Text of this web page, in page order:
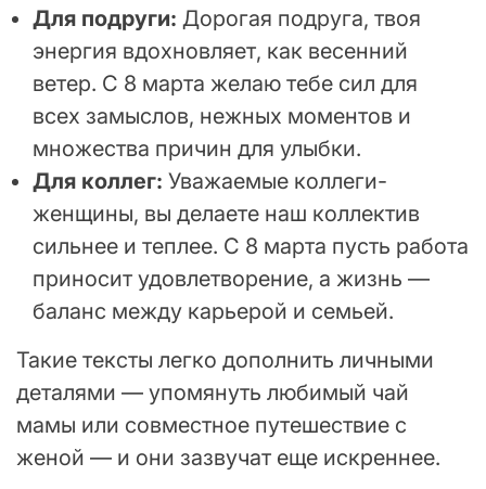
Для подруги: Дорогая подруга, твоя
энергия вдохновляет, как весенний
ветер. С 8 марта желаю тебе сил для
всех замыслов, нежных моментов и
множества причин для улыбки.
Для коллег: Уважаемые коллеги-
женщины, вы делаете наш коллектив
сильнее и теплее. С 8 марта пусть работа
приносит удовлетворение, а жизнь —
баланс между карьерой и семьей.
Такие тексты легко дополнить личными
деталями — упомянуть любимый чай
мамы или совместное путешествие с
женой — и они зазвучат еще искреннее.